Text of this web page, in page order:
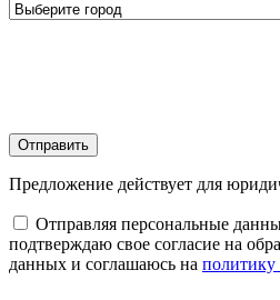
Отправить
Предложение действует для
Отправляя персональные
подтверждаю свое согласие на
данных и соглашаюсь на политику